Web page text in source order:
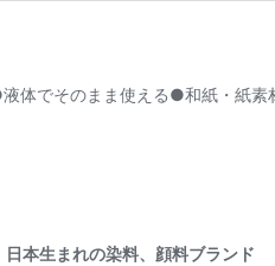
体でそのまま使える●和紙・紙素
本生まれの染料、顔料ブランド